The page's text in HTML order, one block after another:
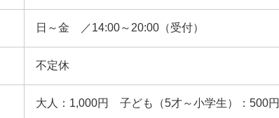
日～金 ／14:00～20:00（受付）
不定休
大人：1,000円 子ども（5才～小学生）：500円